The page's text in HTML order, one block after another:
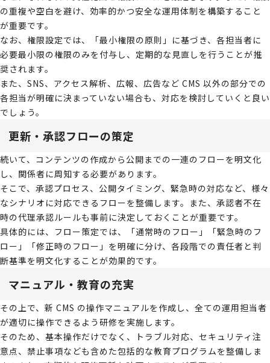
の重複や空白を避け、効率的かつ安全な運用体制を構築すること
が重要です。
なお、権限設定では、「最小権限の原則」に基づき、各担当者に
必要最小限の権限のみを付与し、定期的な見直しを行うことが推
奨されます。
また、SNS、アクセス解析、広報、広告など CMS 以外の部分での
各担当が明確に決まっていない場合も、対応を検討していくと良い
でしょう。
更新・承認フローの策定
続いて、コンテンツの作成から公開までの一連のフローを明文化
し、関係者に周知する必要があります。
そこで、承認プロセス、公開タイミング、緊急時の対応など、様々
なシナリオに対応できるフローを整備します。また、承認者不在
時の代理承認ルールも事前に決定しておくことが重要です。
具体的には、フロー策定では、「通常時のフロー」「緊急時のフ
ロー」「修正時のフロー」を明確に分け、各段階での責任者と判
断基準を明文化することが効果的です。
マニュアル・教育の充実
その上で、新 CMS の操作マニュアルを作成し、全ての運用担当者
が適切に操作できるよう研修を実施します。
そのため、基本操作だけでなく、トラブル対応、セキュリティ注
意点、禁止事項なども含めた包括的な教育プログラムを整備しま